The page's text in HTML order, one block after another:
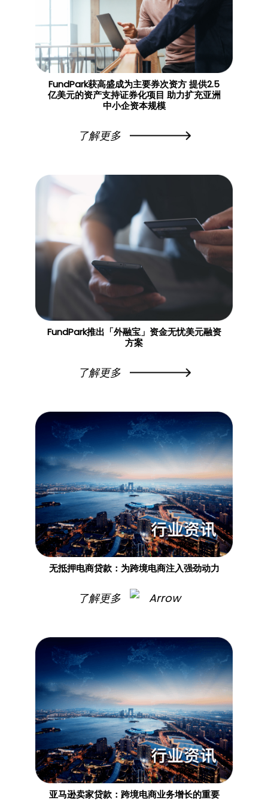
FundPark获高盛成为主要券次资方 提供2.5
亿美元的资产支持证券化项目 助力扩充亚洲
中小企资本规模
了解更多
FundPark推出「外融宝」资金无忧美元融资
方案
了解更多
无抵押电商贷款：为跨境电商注入强劲动力
了解更多
亚马逊卖家贷款：跨境电商业务增长的重要